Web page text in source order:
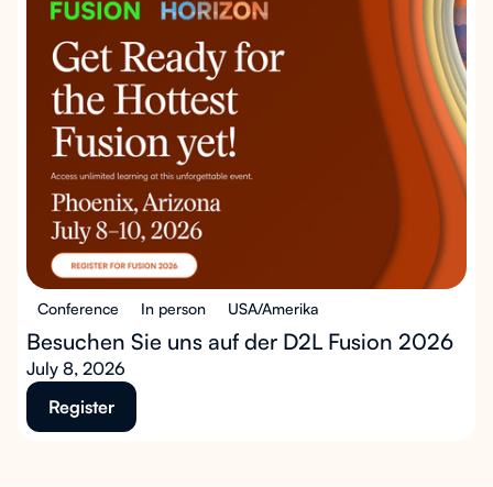
Conference In person USA/Amerika
Besuchen Sie uns auf der D2L Fusion 2026
July 8, 2026
Register